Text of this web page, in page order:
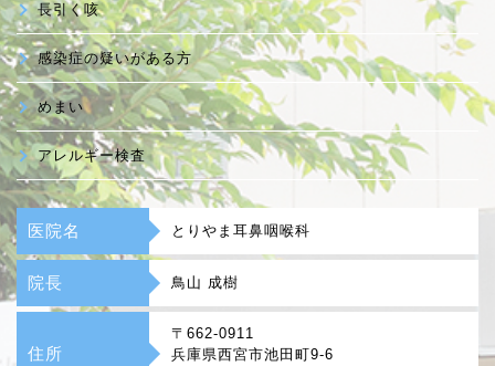
長引く咳
感染症の疑いがある方
めまい
アレルギー検査
医院名 とりやま耳鼻咽喉科
院長 鳥山 成樹
住所
〒662-0911
兵庫県西宮市池田町9-6